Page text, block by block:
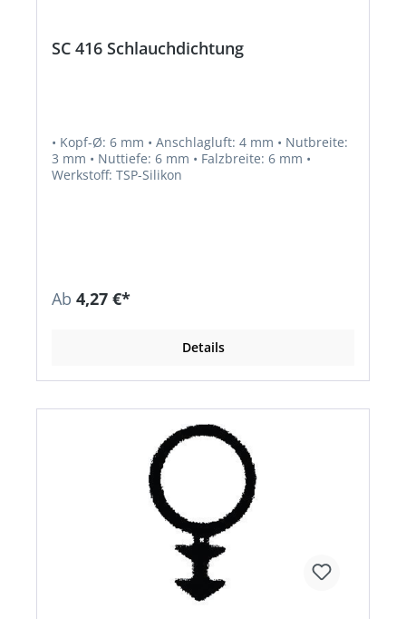
SC 416 Schlauchdichtung
• Kopf-Ø: 6 mm • Anschlagluft: 4 mm • Nutbreite:
3 mm • Nuttiefe: 6 mm • Falzbreite: 6 mm •
Werkstoff: TSP-Silikon
Ab 4,27 €*
Details